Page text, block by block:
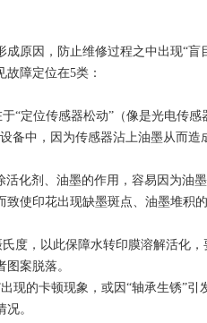
原因，防止维修过程之中出现“盲
障定位在5类：
定位传感器松动”（像是光电传感
备中，因为传感器沾上油墨从而造
化剂、油墨的作用，容易因为油
使印花出现缺墨斑点、油墨堆积的
度，以此保障水转印膜溶解活化
案脱落。
的卡顿现象，或因“轴承生锈”引
。